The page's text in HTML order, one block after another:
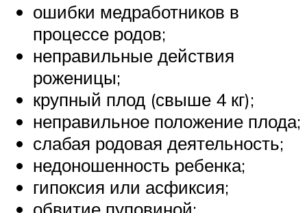
ошибки медработников в
процессе родов;
неправильные действия
роженицы;
крупный плод (свыше 4 кг);
неправильное положение плода;
слабая родовая деятельность;
недоношенность ребенка;
гипоксия или асфиксия;